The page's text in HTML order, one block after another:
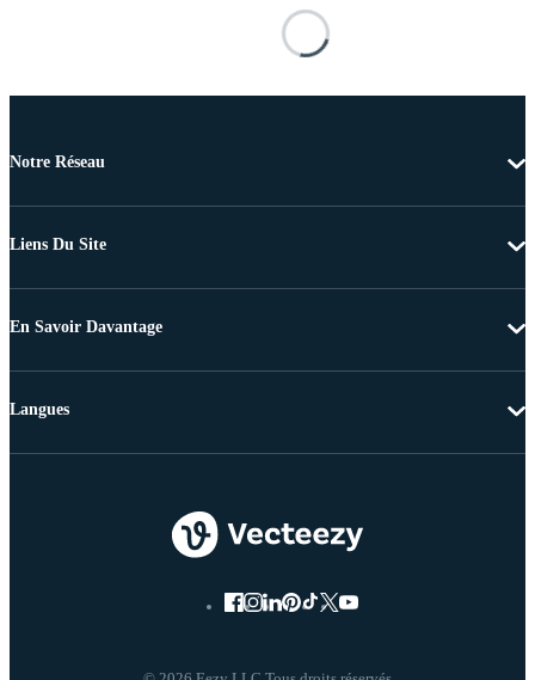
Notre Réseau
Liens Du Site
En Savoir Davantage
Langues